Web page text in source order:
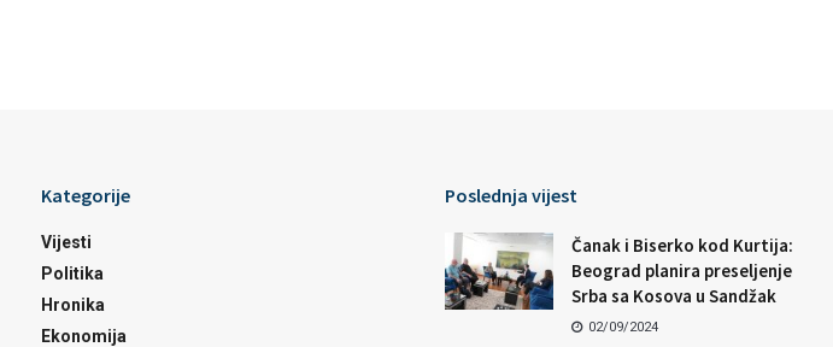
Kategorije
Vijesti
Politika
Hronika
Ekonomija
Poslednja vijest
Čanak i Biserko kod Kurtija:
Beograd planira preseljenje
Srba sa Kosova u Sandžak
02/09/2024